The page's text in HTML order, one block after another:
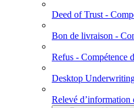
Deed of Trust -
Bon de livraison -
Refus - Compétence
Desktop
Relevé d’information